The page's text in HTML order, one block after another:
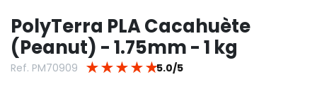
PolyTerra PLA Cacahuète
(Peanut) - 1.75mm - 1 kg
Ref. PM70909 ★ ★ ★ ★ ★5.0/5